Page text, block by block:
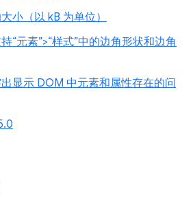
小（以 kB 为单位）
“元素”>“样式”中的边角形状和边角
显示 DOM 中元素和属性存在的问